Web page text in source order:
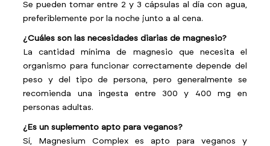
Se pueden tomar entre 2 y 3 cápsulas al día con agua,
preferiblemente por la noche junto a al cena.
¿Cuáles son las necesidades diarias de magnesio?
La cantidad mínima de magnesio que necesita el
organismo para funcionar correctamente depende del
peso y del tipo de persona, pero generalmente se
recomienda una ingesta entre 300 y 400 mg en
personas adultas.
¿Es un suplemento apto para veganos?
Sí, Magnesium Complex es apto para veganos y